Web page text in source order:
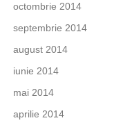
octombrie 2014
septembrie 2014
august 2014
iunie 2014
mai 2014
aprilie 2014